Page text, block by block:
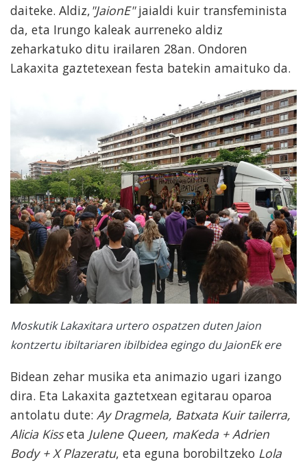
daiteke. Aldiz,"JaionE"jaialdi kuir transfeminista
da, eta Irungo kaleak aurreneko aldiz
zeharkatuko ditu irailaren 28an. Ondoren
Lakaxita gaztetexean festa batekin amaituko da.
Moskutik Lakaxitara urtero ospatzen duten Jaion
kontzertu ibiltariaren ibilbidea egingo du JaionEk ere
Bidean zehar musika eta animazio ugari izango
dira. Eta Lakaxita gaztetxean egitarau oparoa
antolatu dute: Ay Dragmela, Batxata Kuir tailerra,
Alicia Kisseta Julene Queen, maKeda + Adrien
Body + X Plazeratu, eta eguna borobiltzeko Lola